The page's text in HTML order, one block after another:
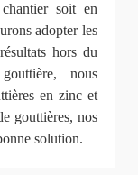
soit en
adopter les
hors du
nous
en zinc et
gouttières, nos
solution.